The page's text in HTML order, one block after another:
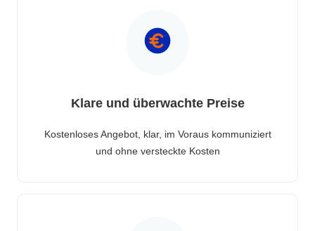
Klare und überwachte Preise
Kostenloses Angebot, klar, im Voraus kommuniziert
und ohne versteckte Kosten